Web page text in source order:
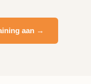
aan →